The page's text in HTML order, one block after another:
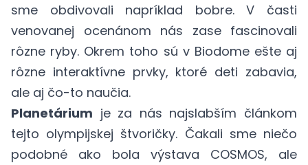
sme obdivovali napríklad bobre. V časti
venovanej ocenánom nás zase fascinovali
rôzne ryby. Okrem toho sú v Biodome ešte aj
rôzne interaktívne prvky, ktoré deti zabavia,
ale aj čo-to naučia.
Planetárium je za nás najslabším článkom
tejto olympijskej štvoričky. Čakali sme niečo
podobné ako bola výstava COSMOS, ale